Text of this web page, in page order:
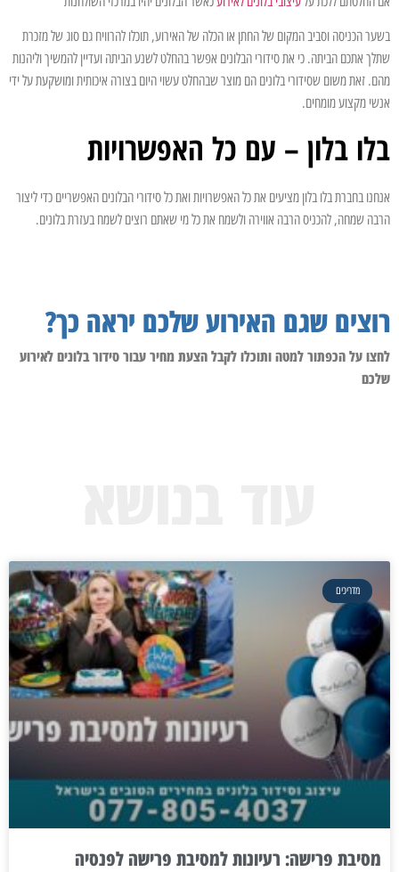
בשער הכניסה וסביב המקום של החתן או הכלה של האירוע, תוכלו להרוויח גם סוג של מזכרת
שתלך אתכם הביתה. כי את סידורי הבלונים אפשר בהחלט לשנע הביתה ועדיין להמשיך וליהנות
מהם. זאת משום שסידורי בלונים הם מוצר שבהחלט עשוי היום בצורה איכותית ומושקעת על ידי
אנשי מקצוע מומחים.
בלו בלון – עם כל האפשרויות
אנחנו בחברת בלו בלון מציעים את כל האפשרויות ואת כל סידורי הבלונים האפשריים כדי ליצור
הרבה שמחה, להכניס הרבה אווירה ולשמח את כל מי שאתם רוצים לשמח בעזרת בלונים.
רוצים שגם האירוע שלכם יראה כך?
לחצו על הכפתור למטה ותוכלו לקבל הצעת מחיר עבור סידור בלונים לאירוע
שלכם
מדריכים
מסיבת פרישה: רעיונות למסיבת פרישה לפנסיה